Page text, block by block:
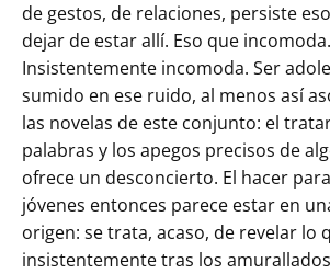
de gestos, de relaciones, persiste
dejar de estar allí. Eso que incomoda.
Insistentemente incomoda. Ser
sumido en ese ruido, al menos así
las novelas de este conjunto: el
palabras y los apegos precisos de
ofrece un desconcierto. El hacer
jóvenes entonces parece estar en
origen: se trata, acaso, de revelar lo
insistentemente tras los